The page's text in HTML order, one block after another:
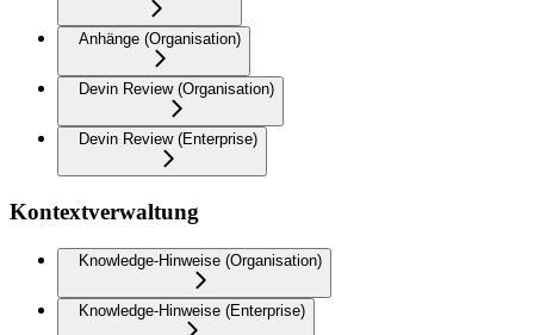
Anhänge (Organisation)
Devin Review (Organisation)
Devin Review (Enterprise)
Kontextverwaltung
Knowledge-Hinweise (Organisation)
Knowledge-Hinweise (Enterprise)